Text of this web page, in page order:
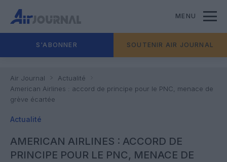
MENU
S'ABONNER SOUTENIR AIR JOURNAL
Air Journal
Actualité
American Airlines : accord de principe pour le PNC, menace de
grève écartée
Actualité
AMERICAN AIRLINES : ACCORD DE
PRINCIPE POUR LE PNC, MENACE DE